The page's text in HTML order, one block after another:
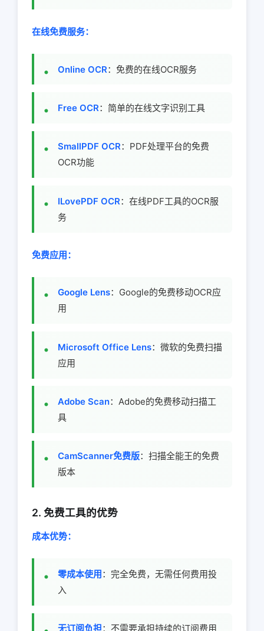
在线免费服务：
Online OCR：免费的在线OCR服务
Free OCR：简单的在线文字识别工具
SmallPDF OCR：PDF处理平台的免费
OCR功能
ILovePDF OCR：在线PDF工具的OCR服
务
免费应用：
Google Lens：Google的免费移动OCR应
用
Microsoft Office Lens：微软的免费扫描
应用
Adobe Scan：Adobe的免费移动扫描工
具
CamScanner免费版：扫描全能王的免费
版本
2. 免费工具的优势
成本优势：
零成本使用：完全免费，无需任何费用投
入
无订阅负担：不需要承担持续的订阅费用